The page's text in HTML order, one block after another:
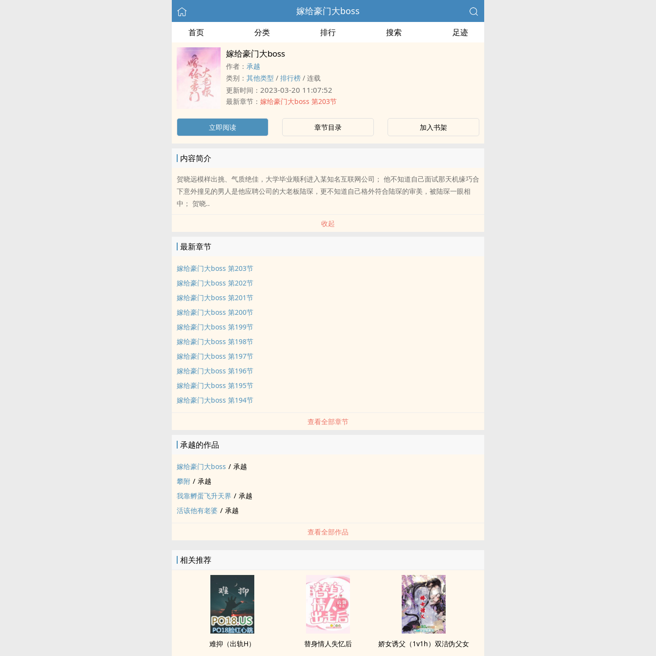
嫁给豪门大boss
首页 分类 排行 搜索 足迹
嫁给豪门大boss
作者： 承越
类别： 其他类型 / 排行榜 / 连载
更新时间： 2023-03-20 11:07:52
最新章节： 嫁给豪门大boss 第203节
立即阅读 章节目录 加入书架
内容简介
贺晓远模样出挑、气质绝佳，大学毕业顺利进入某知名互联网公司； 他不知道自己面试那天机缘巧合
下意外撞见的男人是他应聘公司的大老板陆琛，更不知道自己格外符合陆琛的审美，被陆琛一眼相
中； 贺晓..
收起
最新章节
嫁给豪门大boss 第203节
嫁给豪门大boss 第202节
嫁给豪门大boss 第201节
嫁给豪门大boss 第200节
嫁给豪门大boss 第199节
嫁给豪门大boss 第198节
嫁给豪门大boss 第197节
嫁给豪门大boss 第196节
嫁给豪门大boss 第195节
嫁给豪门大boss 第194节
查看全部章节
承越的作品
嫁给豪门大boss / 承越
攀附 / 承越
我靠孵蛋飞升天界 / 承越
活该他有老婆 / 承越
查看全部作品
相关推荐
难抑（出轨H） 替身情人失忆后 娇女诱父（1v1h）双洁伪​‍‍父‍‍女‎